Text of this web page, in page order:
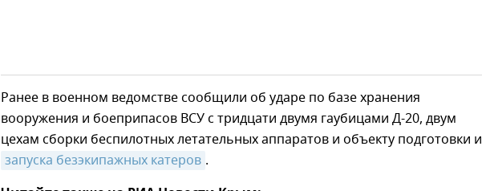
Ранее в военном ведомстве сообщили об ударе по базе хранения
вооружения и боеприпасов ВСУ с тридцати двумя гаубицами Д-20, двум
цехам сборки беспилотных летательных аппаратов и объекту подготовки и
запуска безэкипажных катеров .